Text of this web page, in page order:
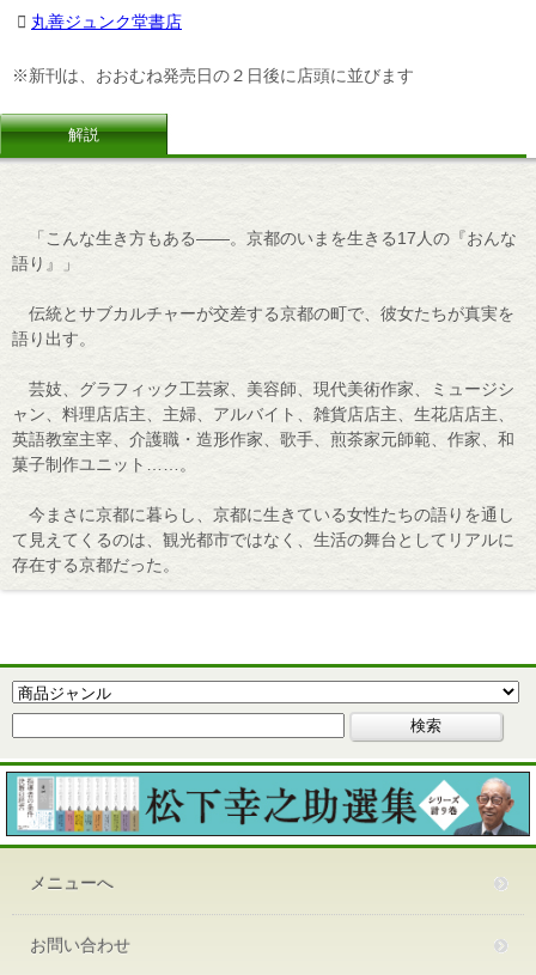
丸善ジュンク堂書店
※新刊は、おおむね発売日の２日後に店頭に並びます
解説
「こんな生き方もある――。京都のいまを生きる17人の『おんな
語り』」
伝統とサブカルチャーが交差する京都の町で、彼女たちが真実を
語り出す。
芸妓、グラフィック工芸家、美容師、現代美術作家、ミュージシ
ャン、料理店店主、主婦、アルバイト、雑貨店店主、生花店店主、
英語教室主宰、介護職・造形作家、歌手、煎茶家元師範、作家、和
菓子制作ユニット……。
今まさに京都に暮らし、京都に生きている女性たちの語りを通し
て見えてくるのは、観光都市ではなく、生活の舞台としてリアルに
存在する京都だった。
メニューへ
お問い合わせ